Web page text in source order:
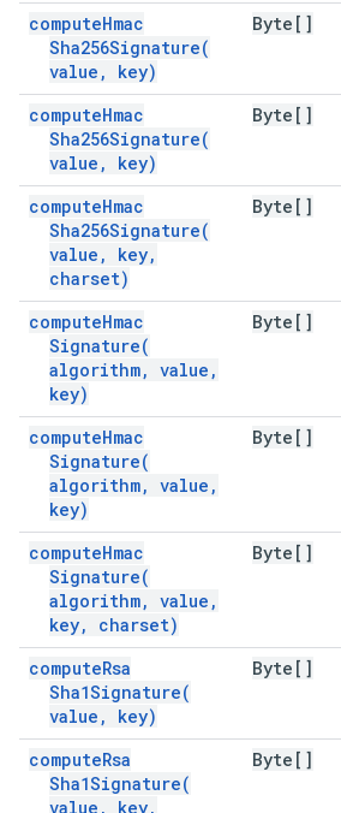
computeHmac
Sha256Signature(
value , key)
Byte[]
computeHmac
Sha256Signature(
value , key)
Byte[]
computeHmac
Sha256Signature(
value , key,
charset)
Byte[]
computeHmac
Signature(
algorithm, value ,
key)
Byte[]
computeHmac
Signature(
algorithm, value ,
key)
Byte[]
computeHmac
Signature(
algorithm, value ,
key, charset)
Byte[]
computeRsa
Sha1Signature(
value , key)
Byte[]
computeRsa
Sha1Signature(
value , key,
Byte[]